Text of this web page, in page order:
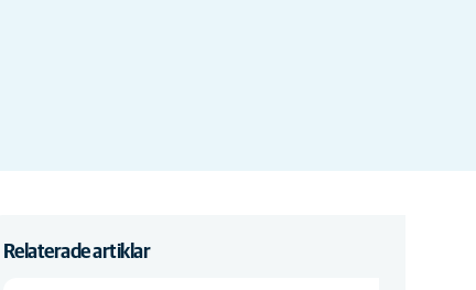
Relaterade artiklar